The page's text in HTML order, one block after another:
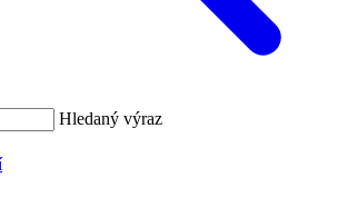
Hledaný výraz